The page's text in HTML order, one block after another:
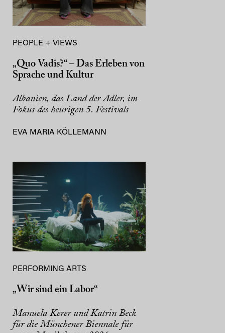
PEOPLE + VIEWS
„Quo Vadis?“ – Das Erleben von
Sprache und Kultur
Albanien, das Land der Adler, im
Fokus des heurigen 5. Festivals
EVA MARIA KÖLLEMANN
PERFORMING ARTS
„Wir sind ein Labor“
Manuela Kerer und Katrin Beck
für die Münchener Biennale für